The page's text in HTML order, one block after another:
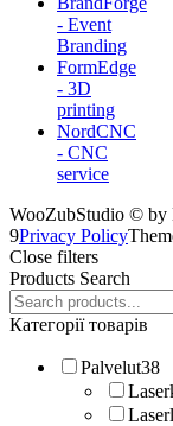
- Event
Branding
FormEdge
- 3D
printing
NordCNC
- CNC
service
WooZubStudio © by
9Privacy Policy
Close filters
Products Search
Search
products:
Категорії товарів
Palvelut38